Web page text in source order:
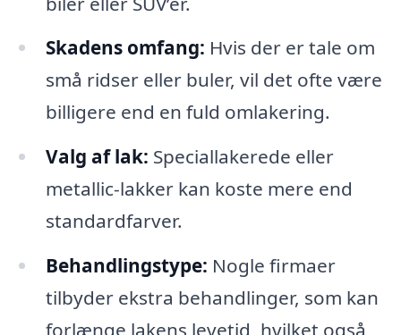
Skadens omfang: Hvis der er tale om
små ridser eller buler, vil det ofte være
billigere end en fuld omlakering.
Valg af lak: Speciallakerede eller
metallic-lakker kan koste mere end
standardfarver.
Behandlingstype: Nogle firmaer
tilbyder ekstra behandlinger, som kan
forlænge lakens levetid, hvilket også